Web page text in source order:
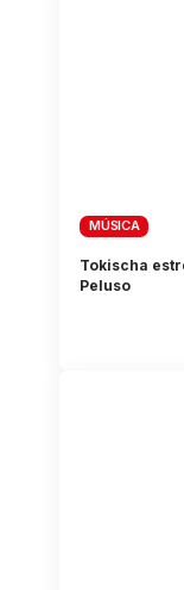
MÚSICA
Tokischa
Peluso